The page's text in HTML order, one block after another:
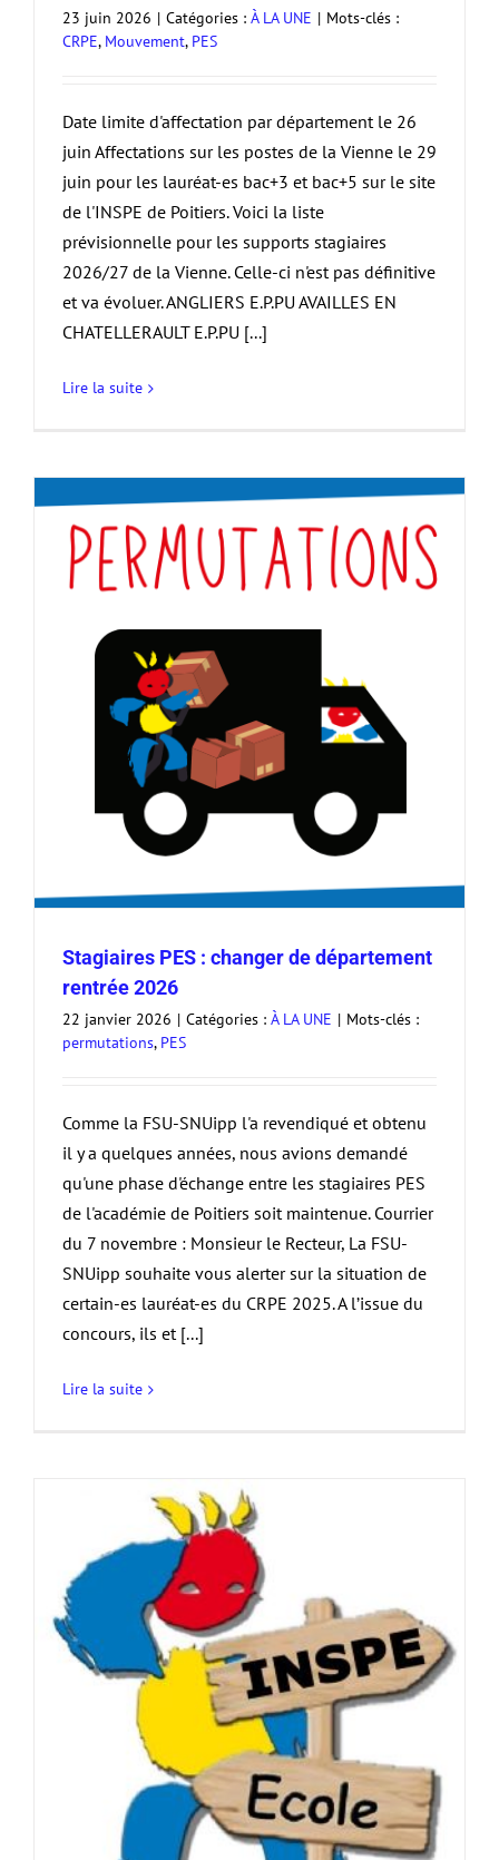
23 juin 2026 | Catégories : À LA UNE | Mots-clés :
CRPE, Mouvement, PES
Date limite d'affectation par département le 26
juin Affectations sur les postes de la Vienne le 29
juin pour les lauréat-es bac+3 et bac+5 sur le site
de l'INSPE de Poitiers. Voici la liste
prévisionnelle pour les supports stagiaires
2026/27 de la Vienne. Celle-ci n'est pas définitive
et va évoluer. ANGLIERS E.P.PU AVAILLES EN
CHATELLERAULT E.P.PU [...]
Lire la suite
Stagiaires PES : changer de département
rentrée 2026
22 janvier 2026 | Catégories : À LA UNE | Mots-clés :
permutations, PES
Comme la FSU-SNUipp l'a revendiqué et obtenu
il y a quelques années, nous avions demandé
qu'une phase d'échange entre les stagiaires PES
de l'académie de Poitiers soit maintenue. Courrier
du 7 novembre : Monsieur le Recteur, La FSU-
SNUipp souhaite vous alerter sur la situation de
certain-es lauréat-es du CRPE 2025. A l’issue du
concours, ils et [...]
Lire la suite